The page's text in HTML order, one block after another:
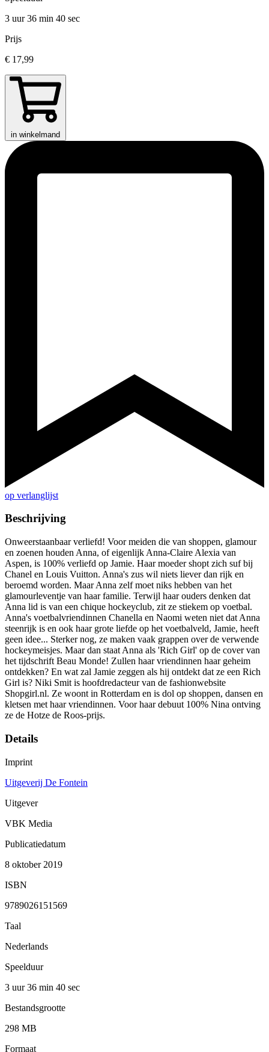
3 uur 36 min 40 sec
Prijs
€ 17,99
in winkelmand
op verlanglijst
Beschrijving
Onweerstaanbaar verliefd! Voor meiden die van shoppen, glamour
en zoenen houden Anna, of eigenlijk Anna-Claire Alexia van
Aspen, is 100% verliefd op Jamie. Haar moeder shopt zich suf bij
Chanel en Louis Vuitton. Anna's zus wil niets liever dan rijk en
beroemd worden. Maar Anna zelf moet niks hebben van het
glamourleventje van haar familie. Terwijl haar ouders denken dat
Anna lid is van een chique hockeyclub, zit ze stiekem op voetbal.
Anna's voetbalvriendinnen Chanella en Naomi weten niet dat Anna
steenrijk is en ook haar grote liefde op het voetbalveld, Jamie, heeft
geen idee... Sterker nog, ze maken vaak grappen over de verwende
hockeymeisjes. Maar dan staat Anna als 'Rich Girl' op de cover van
het tijdschrift Beau Monde! Zullen haar vriendinnen haar geheim
ontdekken? En wat zal Jamie zeggen als hij ontdekt dat ze een Rich
Girl is? Niki Smit is hoofdredacteur van de fashionwebsite
Shopgirl.nl. Ze woont in Rotterdam en is dol op shoppen, dansen en
kletsen met haar vriendinnen. Voor haar debuut 100% Nina ontving
ze de Hotze de Roos-prijs.
Details
Imprint
Uitgeverij De Fontein
Uitgever
VBK Media
Publicatiedatum
8 oktober 2019
ISBN
9789026151569
Taal
Nederlands
Speelduur
3 uur 36 min 40 sec
Bestandsgrootte
298 MB
Formaat